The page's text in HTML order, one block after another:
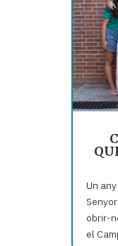
Un
obrir-
el